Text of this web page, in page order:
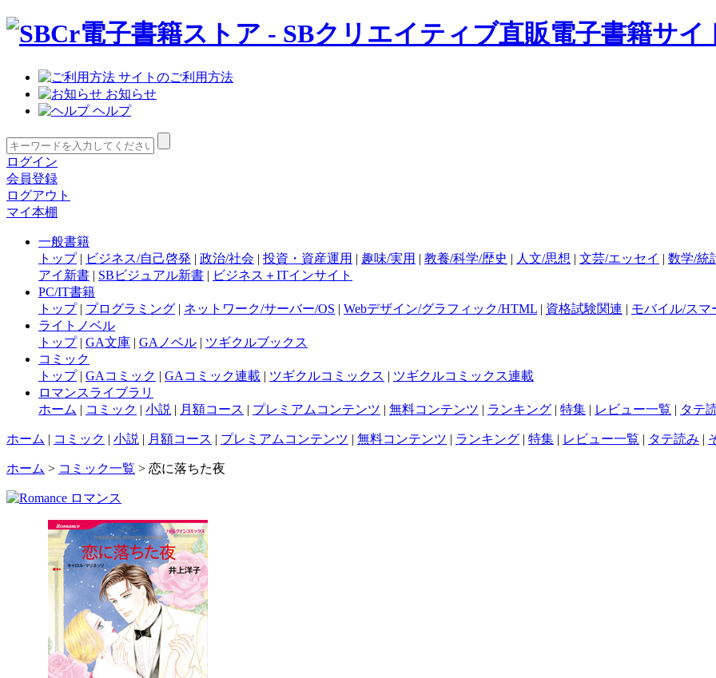
サイトのご利用方法
お知らせ
ヘルプ
ログイン
会員登録
ログアウト
マイ本棚
一般書籍
トップ| ビジネス/自己啓発 | 政治/社会 | 投資・資産運用 | 趣味/実用 | 教養/科学/歴史 | 人文/思想 | 文芸/エッセイ | 数学/統
アイ新書 | SBビジュアル新書 | ビジネス＋ITインサイト
PC/IT書籍
トップ| プログラミング | ネットワーク/サーバー/OS | Webデザイン/グラフィック/HTML | 資格試験関連 | モバイル/スマ
ライトノベル
トップ| GA文庫 | GAノベル | ツギクルブックス
コミック
トップ| GAコミック | GAコミック連載 | ツギクルコミックス | ツギクルコミックス連載
ロマンスライブラリ
ホーム | コミック | 小説 | 月額コース | プレミアムコンテンツ | 無料コンテンツ | ランキング | 特集 | レビュー一覧 | タテ
ホーム | コミック | 小説 | 月額コース | プレミアムコンテンツ | 無料コンテンツ | ランキング | 特集 | レビュー一覧 | タテ読み |
ホーム > コミック一覧 > 恋に落ちた夜